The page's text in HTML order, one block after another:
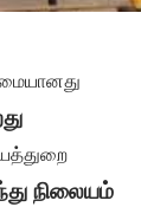
நிலையம்